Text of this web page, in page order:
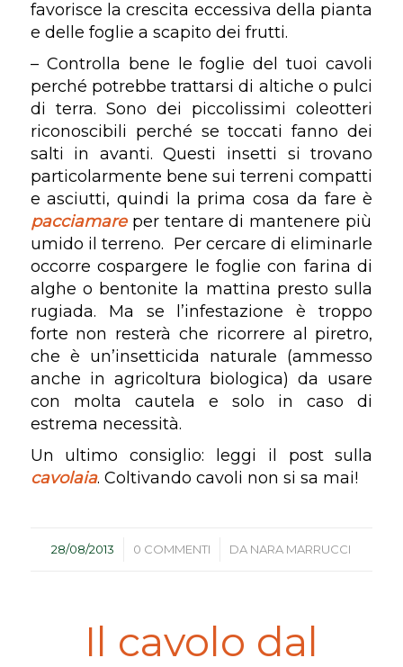
favorisce la crescita eccessiva della pianta
e delle foglie a scapito dei frutti.
– Controlla bene le foglie del tuoi cavoli
perché potrebbe trattarsi di altiche o pulci
di terra. Sono dei piccolissimi coleotteri
riconoscibili perché se toccati fanno dei
salti in avanti. Questi insetti si trovano
particolarmente bene sui terreni compatti
e asciutti, quindi la prima cosa da fare è
pacciamare per tentare di mantenere più
umido il terreno. Per cercare di eliminarle
occorre cospargere le foglie con farina di
alghe o bentonite la mattina presto sulla
rugiada. Ma se l’infestazione è troppo
forte non resterà che ricorrere al piretro,
che è un’insetticida naturale (ammesso
anche in agricoltura biologica) da usare
con molta cautela e solo in caso di
estrema necessità.
Un ultimo consiglio: leggi il post sulla
cavolaia. Coltivando cavoli non si sa mai!
28/08/2013
/ 0 COMMENTI
/ DA NARA MARRUCCI
Il cavolo dal